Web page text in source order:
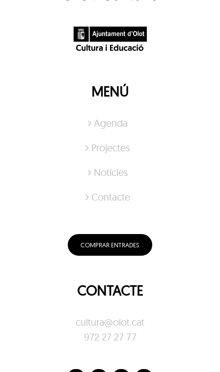
MENÚ
Agenda
Projectes
Notícies
Contacte
COMPRAR ENTRADES
CONTACTE
cultura@olot.cat
972 27 27 77